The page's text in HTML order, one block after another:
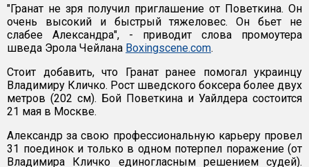
"Гранат не зря получил приглашение от Поветкина. Он
очень высокий и быстрый тяжеловес. Он бьет не
слабее Александра", - приводит слова промоутера
шведа Эрола Чейлана Boxingscene.com.
Стоит добавить, что Гранат ранее помогал украинцу
Владимиру Кличко. Рост шведского боксера более двух
метров (202 см). Бой Поветкина и Уайлдера состоится
21 мая в Москве.
Александр за свою профессиональную карьеру провел
31 поединок и только в одном потерпел поражение (от
Владимира Кличко единогласным решением судей).